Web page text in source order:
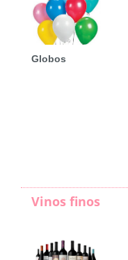
Globos
Vinos finos